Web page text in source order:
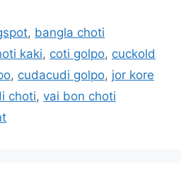
, bangla choti
kaki, coti golpo, cuckold
, cudacudi golpo, jor kore
choti, vai bon choti